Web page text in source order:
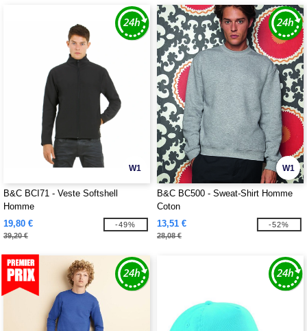
W1
B&C BCI71 - Veste Softshell
Homme
19,80 €
39,20 €
-49%
W1
B&C BC500 - Sweat-Shirt Homme
Coton
13,51 €
28,08 €
-52%